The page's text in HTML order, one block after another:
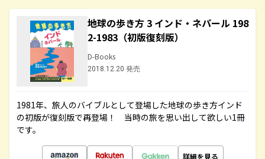
地球の歩き方 3 インド・ネパール 198
2-1983（初版復刻版）
D-Books
2018.12.20 発売
1981年、旅人のバイブルとして登場した地球の歩き方インド
の初版が復刻版で再登場！ 当時の旅を思い出して欲しい1冊
です。
詳細を見る